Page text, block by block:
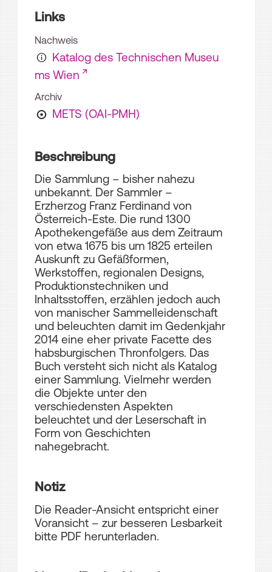
Links
Nachweis
Katalog des Technischen Museu
ms Wien
Archiv
METS (OAI-PMH)
Beschreibung
Die Sammlung – bisher nahezu
unbekannt. Der Sammler –
Erzherzog Franz Ferdinand von
Österreich-Este. Die rund 1300
Apothekengefäße aus dem Zeitraum
von etwa 1675 bis um 1825 erteilen
Auskunft zu Gefäßformen,
Werkstoffen, regionalen Designs,
Produktionstechniken und
Inhaltsstoffen, erzählen jedoch auch
von manischer Sammelleidenschaft
und beleuchten damit im Gedenkjahr
2014 eine eher private Facette des
habsburgischen Thronfolgers. Das
Buch versteht sich nicht als Katalog
einer Sammlung. Vielmehr werden
die Objekte unter den
verschiedensten Aspekten
beleuchtet und der Leserschaft in
Form von Geschichten
nahegebracht.
Notiz
Die Reader-Ansicht entspricht einer
Voransicht – zur besseren Lesbarkeit
bitte PDF herunterladen.